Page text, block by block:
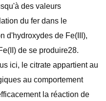
des valeurs
du fer dans le
d'hydroxydes de Fe(III),
de se produire28.
ici, le citrate appartient au
au comportement
la réaction de